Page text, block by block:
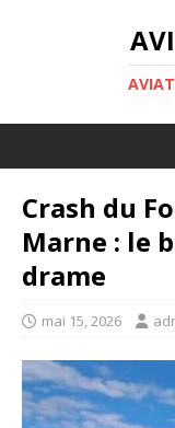
Crash du
Marne : le
drame
mai 15, 2026